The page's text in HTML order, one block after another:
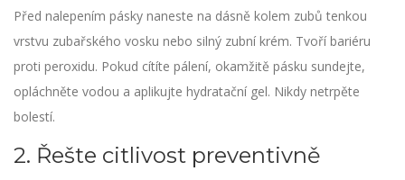
Před nalepením pásky naneste na dásně kolem zubů tenkou
vrstvu zubařského vosku nebo silný zubní krém. Tvoří bariéru
proti peroxidu. Pokud cítíte pálení, okamžitě pásku sundejte,
opláchněte vodou a aplikujte hydratační gel. Nikdy netrpěte
bolestí.
2. Řešte citlivost preventivně